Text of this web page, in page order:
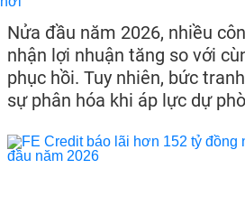
Nửa đầu năm 2026, nhiều
nhận lợi nhuận tăng so với
phục hồi. Tuy nhiên, bức
sự phân hóa khi áp lực dự